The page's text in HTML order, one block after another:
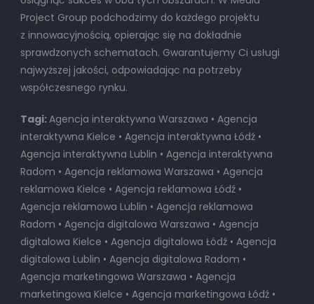
Project Group podchodzimy do każdego projektu
z innowacyjnością, opierając się na dokładnie
sprawdzonych schematach. Gwarantujemy Ci usługi
najwyższej jakości, odpowiadając na potrzeby
współczesnego rynku.
Tagi:Agencja interaktywna Warszawa • Agencja
interaktywna Kielce • Agencja interaktywna Łódź •
Agencja interaktywna Lublin • Agencja interaktywna
Radom • Agencja reklamowa Warszawa • Agencja
reklamowa Kielce • Agencja reklamowa Łódź •
Agencja reklamowa Lublin • Agencja reklamowa
Radom • Agencja digitalowa Warszawa • Agencja
digitalowa Kielce • Agencja digitalowa Łódź • Agencja
digitalowa Lublin • Agencja digitalowa Radom •
Agencja marketingowa Warszawa • Agencja
marketingowa Kielce • Agencja marketingowa Łódź •